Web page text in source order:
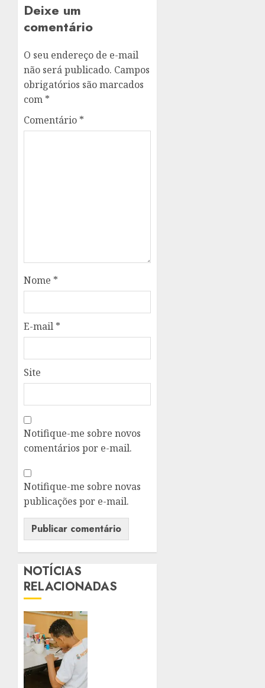
Deixe um
comentário
O seu endereço de e-mail
não será publicado. Campos
obrigatórios são marcados
com *
Comentário *
Nome *
E-mail *
Site
Notifique-me sobre novos
comentários por e-mail.
Notifique-me sobre novas
publicações por e-mail.
NOTÍCIAS
RELACIONADAS